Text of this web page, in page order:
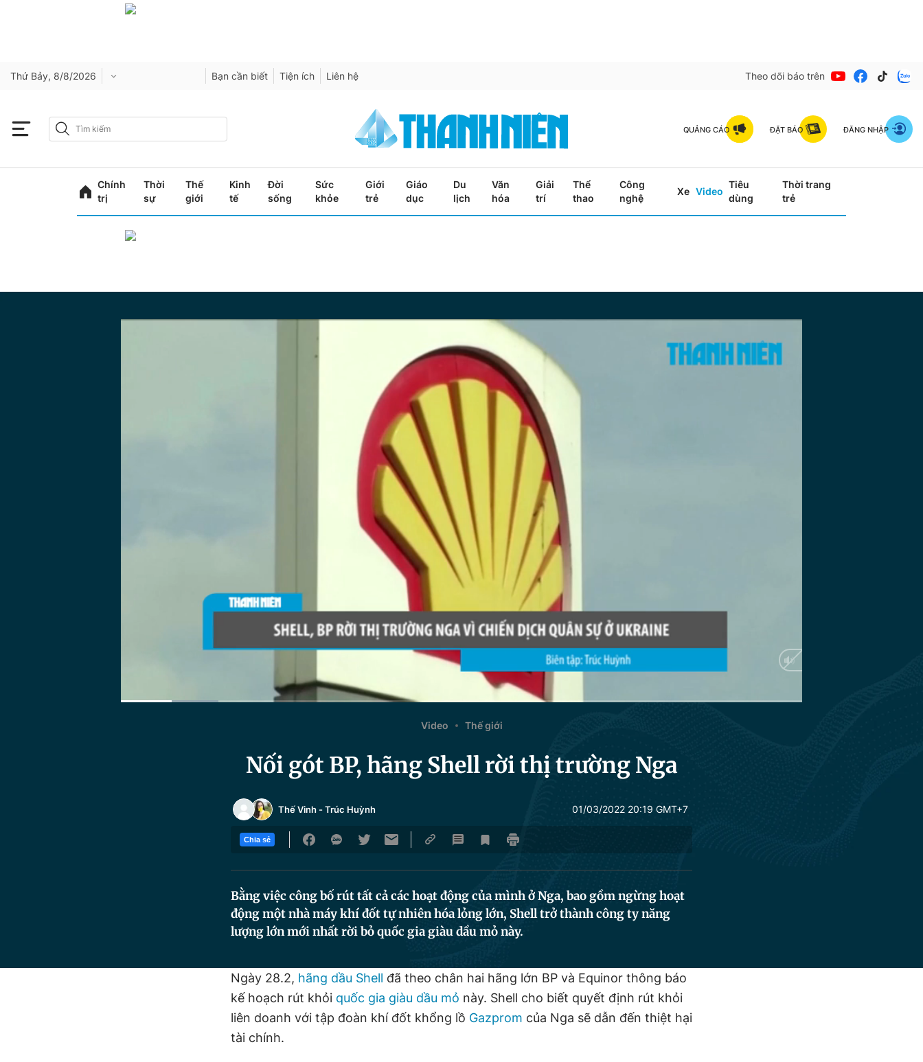
Thứ Bảy, 8/8/2026 Bạn cần biết Tiện ích Liên hệ Theo dõi báo trên
QUẢNG CÁO ĐẶT BÁO ĐĂNG NHẬP
Chính
trị
Thời
sự
Thế
giới
Kinh
tế
Đời
sống
Sức
khỏe
Giới
trẻ
Giáo
dục
Du
lịch
Văn
hóa
Giải
trí
Thể
thao
Công
nghệ
Xe Video
Tiêu
dùng
Thời trang
trẻ
Video Thế giới
Nối gót BP, hãng Shell rời thị trường Nga
Thế Vinh -Trúc Huỳnh 01/03/2022 20:19 GMT+7
Chia sẻ
Bằng việc công bố rút tất cả các hoạt động của mình ở Nga, bao gồm ngừng hoạt
động một nhà máy khí đốt tự nhiên hóa lỏng lớn, Shell trở thành công ty năng
lượng lớn mới nhất rời bỏ quốc gia giàu dầu mỏ này.
Ngày 28.2, hãng dầu Shell đã theo chân hai hãng lớn BP và Equinor thông báo
kế hoạch rút khỏi quốc gia giàu dầu mỏ này. Shell cho biết quyết định rút khỏi
liên doanh với tập đoàn khí đốt khổng lồ Gazprom của Nga sẽ dẫn đến thiệt hại
tài chính.